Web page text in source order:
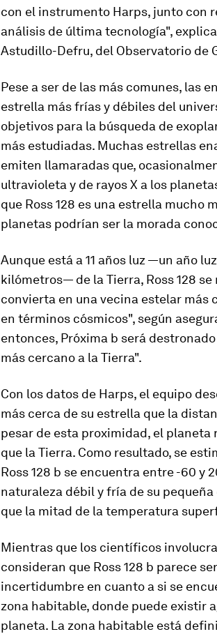
con el instrumento Harps, junto con
análisis de última tecnología",
Astudillo-Defru, del Observatorio de
Pese a ser de las más comunes, las
estrella más frías y débiles del
objetivos para la búsqueda de
más estudiadas. Muchas estrellas
emiten llamaradas que,
ultravioleta y de rayos X a los
que Ross 128 es una estrella mucho
planetas podrían ser la morada
Aunque está a 11 años luz —un año
kilómetros— de la Tierra, Ross 128
convierta en una vecina estelar más
en términos cósmicos", según
entonces, Próxima b será
más cercano a la Tierra".
Con los datos de Harps, el equipo
más cerca de su estrella que la
pesar de esta proximidad, el planeta
que la Tierra. Como resultado, se
Ross 128 b se encuentra entre -60 y
naturaleza débil y fría de su
que la mitad de la temperatura
Mientras que los científicos
consideran que Ross 128 b parece
incertidumbre en cuanto a si se
zona habitable, donde puede existir
planeta. La zona habitable está